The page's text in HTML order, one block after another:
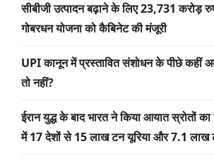
सीबीजी उत्पादन बढ़ाने के लिए 23,731 करोड़
गोबरधन योजना को कैबिनेट की मंजूरी
UPI कानून में प्रस्तावित संशोधन के पीछे कहीं
तो नहीं?
ईरान युद्ध के बाद भारत ने किया आयात स्रोतों
में 17 देशों से 15 लाख टन यूरिया और 7.1 लाख